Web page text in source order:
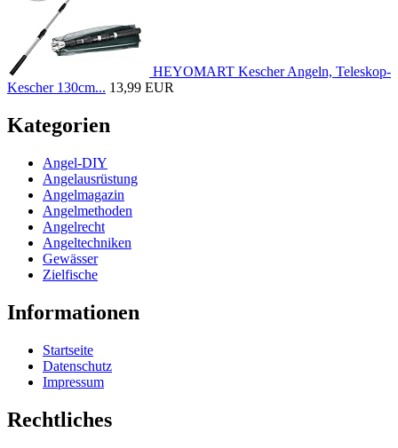
HEYOMART Kescher Angeln, Teleskop-
Kescher 130cm... 13,99 EUR
Kategorien
Angel-DIY
Angelausrüstung
Angelmagazin
Angelmethoden
Angelrecht
Angeltechniken
Gewässer
Zielfische
Informationen
Startseite
Datenschutz
Impressum
Rechtliches